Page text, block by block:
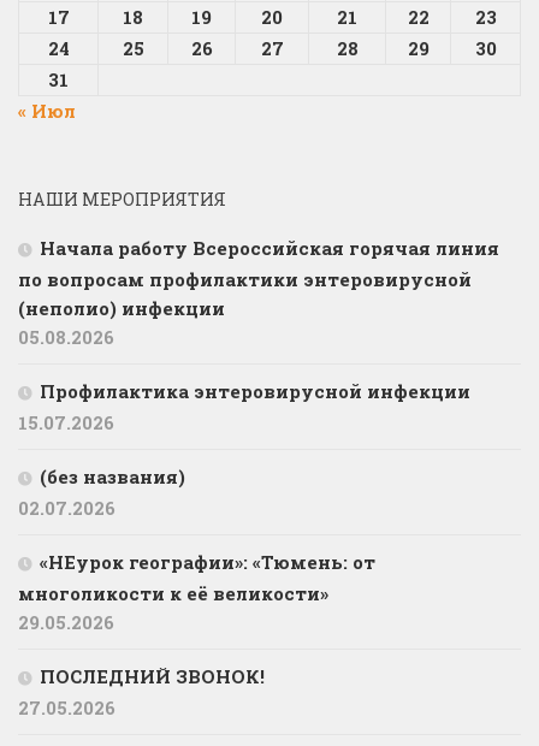
17
18 19 20 21 22
23
24
25 26 27 28 29
30
31
« Июл
НАШИ МЕРОПРИЯТИЯ
Начала работу Всероссийская горячая линия
по вопросам профилактики энтеровирусной
(неполио) инфекции
05.08.2026
Профилактика энтеровирусной инфекции
15.07.2026
(без названия)
02.07.2026
«НЕурок географии»: «Тюмень: от
многоликости к её великости»
29.05.2026
ПОСЛЕДНИЙ ЗВОНОК!
27.05.2026